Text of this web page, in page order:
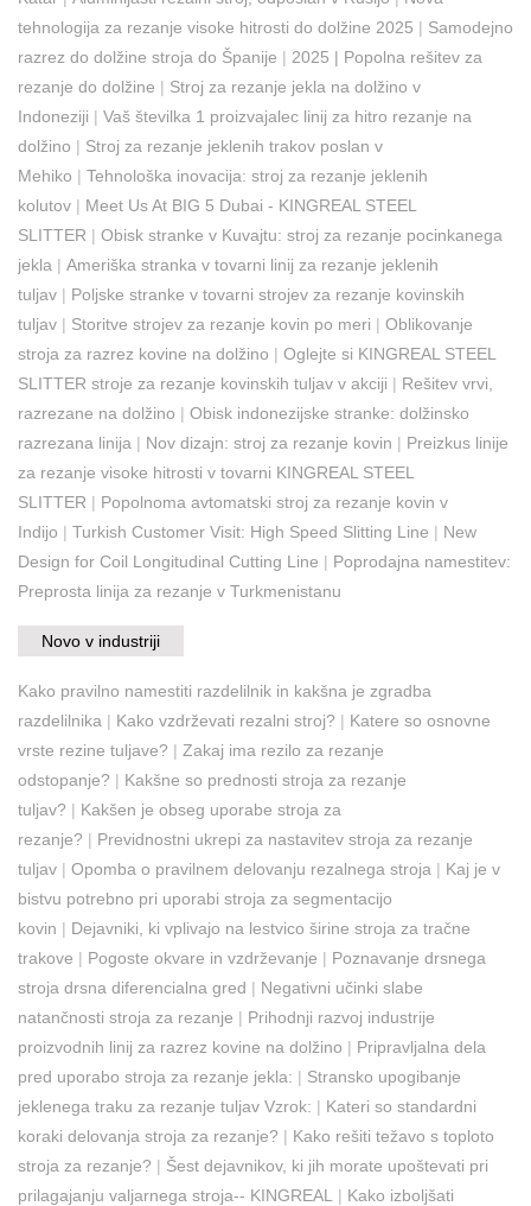
tehnologija za rezanje visoke hitrosti do dolžine 2025 | Samodejno
razrez do dolžine stroja do Španije | 2025 | Popolna rešitev za
rezanje do dolžine | Stroj za rezanje jekla na dolžino v
Indoneziji | Vaš številka 1 proizvajalec linij za hitro rezanje na
dolžino | Stroj za rezanje jeklenih trakov poslan v
Mehiko | Tehnološka inovacija: stroj za rezanje jeklenih
kolutov | Meet Us At BIG 5 Dubai - KINGREAL STEEL
SLITTER | Obisk stranke v Kuvajtu: stroj za rezanje pocinkanega
jekla | Ameriška stranka v tovarni linij za rezanje jeklenih
tuljav | Poljske stranke v tovarni strojev za rezanje kovinskih
tuljav | Storitve strojev za rezanje kovin po meri | Oblikovanje
stroja za razrez kovine na dolžino | Oglejte si KINGREAL STEEL
SLITTER stroje za rezanje kovinskih tuljav v akciji | Rešitev vrvi,
razrezane na dolžino | Obisk indonezijske stranke: dolžinsko
razrezana linija | Nov dizajn: stroj za rezanje kovin | Preizkus linije
za rezanje visoke hitrosti v tovarni KINGREAL STEEL
SLITTER | Popolnoma avtomatski stroj za rezanje kovin v
Indijo | Turkish Customer Visit: High Speed Slitting Line | New
Design for Coil Longitudinal Cutting Line | Poprodajna namestitev:
Preprosta linija za rezanje v Turkmenistanu
Novo v industriji
Kako pravilno namestiti razdelilnik in kakšna je zgradba
razdelilnika | Kako vzdrževati rezalni stroj? | Katere so osnovne
vrste rezine tuljave? | Zakaj ima rezilo za rezanje
odstopanje? | Kakšne so prednosti stroja za rezanje
tuljav? | Kakšen je obseg uporabe stroja za
rezanje? | Previdnostni ukrepi za nastavitev stroja za rezanje
tuljav | Opomba o pravilnem delovanju rezalnega stroja | Kaj je v
bistvu potrebno pri uporabi stroja za segmentacijo
kovin | Dejavniki, ki vplivajo na lestvico širine stroja za tračne
trakove | Pogoste okvare in vzdrževanje | Poznavanje drsnega
stroja drsna diferencialna gred | Negativni učinki slabe
natančnosti stroja za rezanje | Prihodnji razvoj industrije
proizvodnih linij za razrez kovine na dolžino | Pripravljalna dela
pred uporabo stroja za rezanje jekla: | Stransko upogibanje
jeklenega traku za rezanje tuljav Vzrok: | Kateri so standardni
koraki delovanja stroja za rezanje? | Kako rešiti težavo s toploto
stroja za rezanje? | Šest dejavnikov, ki jih morate upoštevati pri
prilagajanju valjarnega stroja-- KINGREAL
| Kako izboljšati